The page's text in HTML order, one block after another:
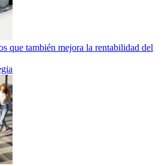
que también mejora la rentabilidad del